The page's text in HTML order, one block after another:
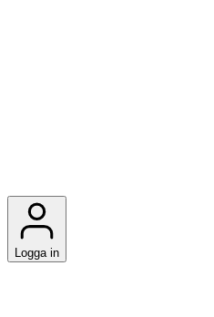
Logga in